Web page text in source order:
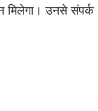
मिलेगा। उनसे संपर्क